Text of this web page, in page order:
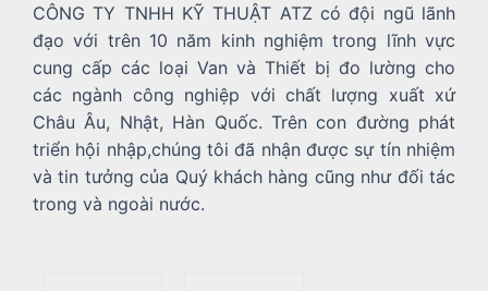
CÔNG TY TNHH KỸ THUẬT ATZ có đội ngũ lãnh
đạo với trên 10 năm kinh nghiệm trong lĩnh vực
cung cấp các loại Van và Thiết bị đo lường cho
các ngành công nghiệp với chất lượng xuất xứ
Châu Âu, Nhật, Hàn Quốc. Trên con đường phát
triển hội nhập,chúng tôi đã nhận được sự tín nhiệm
và tin tưởng của Quý khách hàng cũng như đối tác
trong và ngoài nước.